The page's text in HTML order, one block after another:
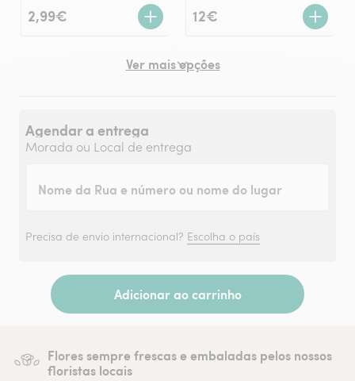
2,99€ 12€
Ver mais opções
Agendar a entrega
Morada ou Local de entrega
Nome da Rua e número ou nome do lugar
Precisa de envio internacional? Escolha o país
Adicionar ao carrinho
Flores sempre frescas e embaladas pelos nossos
floristas locais